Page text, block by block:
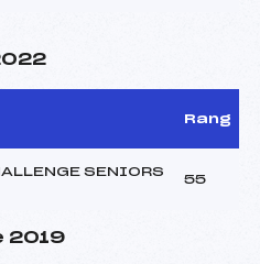
Rang
SENIORS
55
2019